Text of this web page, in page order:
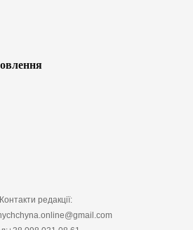
Контакти редакції: